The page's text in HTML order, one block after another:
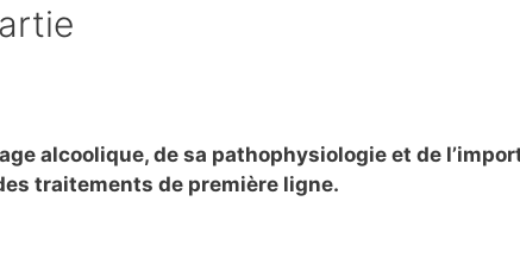
alcoolique, de sa pathophysiologie et de
traitements de première ligne.